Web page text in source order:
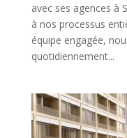
avec ses agences à
à nos processus
équipe engagée,
quotidiennement...